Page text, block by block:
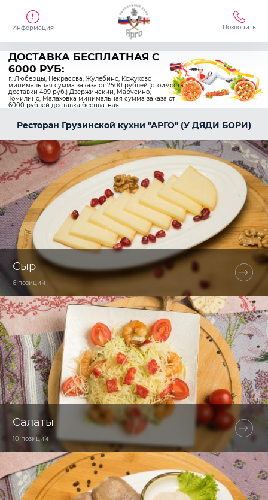
Информация Позвонить
ДОСТАВКА БЕСПЛАТНАЯ C
6000 РУБ:
г. Люберцы, Некрасова, Жулебино, Кожухово
минимальная сумма заказа от 2500 рублей.(стоимость
доставки 499 руб.) Дзержинский, Марусино,
Томилино, Малаховка минимальная сумма заказа от
6000 рублей доставка бесплатная
Ресторан Грузинской кухни "АРГО" (У ДЯДИ БОРИ)
Сыр
6 позиций
Салаты
10 позиций